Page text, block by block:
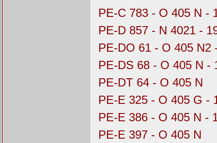
PE-C 783 - O 405 N -
PE-D 857 - N 4021 -
PE-DO 61 - O 405 N2
PE-DS 68 - O 405 N -
PE-DT 64 - O 405 N
PE-E 325 - O 405 G -
PE-E 386 - O 405 N -
PE-E 397 - O 405 N